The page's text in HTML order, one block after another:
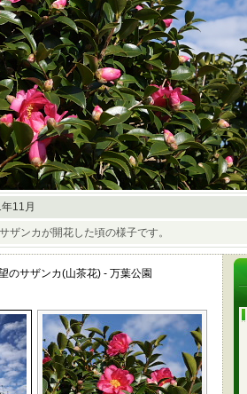
11月
ザンカが開花した頃の様子です。
のサザンカ(山茶花) - 万葉公園